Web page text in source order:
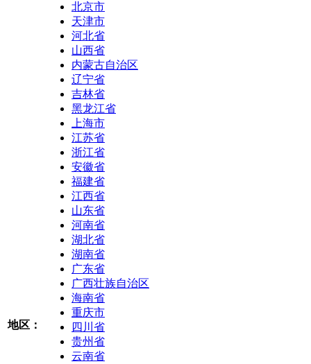
地区：
北京市
天津市
河北省
山西省
内蒙古自治区
辽宁省
吉林省
黑龙江省
上海市
江苏省
浙江省
安徽省
福建省
江西省
山东省
河南省
湖北省
湖南省
广东省
广西壮族自治区
海南省
重庆市
四川省
贵州省
云南省